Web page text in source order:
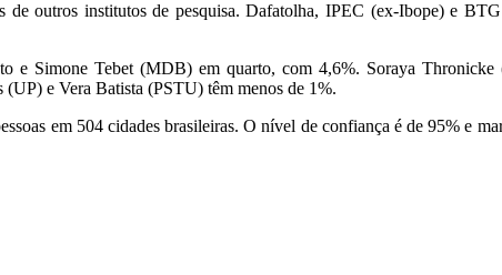
outros institutos de pesquisa. Dafatolha, IPEC (ex-Ibope) e
e Simone Tebet (MDB) em quarto, com 4,6%. Soraya
e Vera Batista (PSTU) têm menos de 1%.
em 504 cidades brasileiras. O nível de confiança é de 95% e